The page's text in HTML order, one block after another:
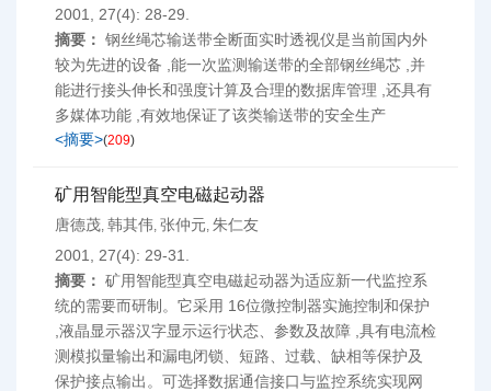
2001, 27(4): 28-29.
摘要： 钢丝绳芯输送带全断面实时透视仪是当前国内外
较为先进的设备 ,能一次监测输送带的全部钢丝绳芯 ,并
能进行接头伸长和强度计算及合理的数据库管理 ,还具有
多媒体功能 ,有效地保证了该类输送带的安全生产
<摘要>(209)
矿用智能型真空电磁起动器
唐德茂, 韩其伟, 张仲元, 朱仁友
2001, 27(4): 29-31.
摘要： 矿用智能型真空电磁起动器为适应新一代监控系
统的需要而研制。它采用 16位微控制器实施控制和保护
,液晶显示器汉字显示运行状态、参数及故障 ,具有电流检
测模拟量输出和漏电闭锁、短路、过载、缺相等保护及
保护接点输出。可选择数据通信接口与监控系统实现网